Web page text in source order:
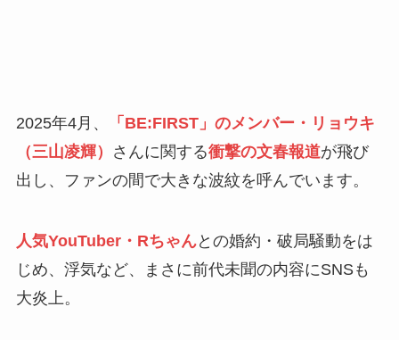
2025年4月、
「BE:FIRST」のメンバー・リョウキ
（三山凌輝）
さんに関する衝撃の文春報道が飛び
出し、ファンの間で大きな波紋を呼んでいます。
人気YouTuber・Rちゃんとの婚約・破局騒動をは
じめ、浮気など、まさに前代未聞の内容にSNSも
大炎上。